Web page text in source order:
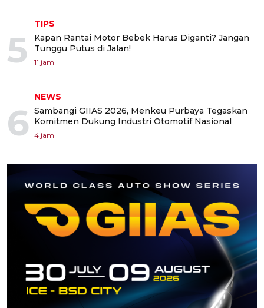
5
TIPS
Kapan Rantai Motor Bebek Harus Diganti? Jangan
Tunggu Putus di Jalan!
11 jam
6
NEWS
Sambangi GIIAS 2026, Menkeu Purbaya Tegaskan
Komitmen Dukung Industri Otomotif Nasional
4 jam